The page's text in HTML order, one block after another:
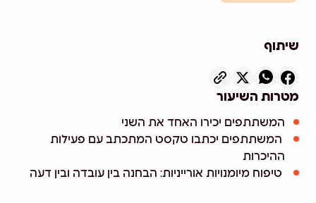
שיתוף
מטרות השיעור
המשתתפים יכירו האחד את השני
המשתתפים יכתבו טקסט המתכתב עם פעילות
ההיכרות
טיפוח מיומנויות אורייניות: הבחנה בין עובדה ובין דעה